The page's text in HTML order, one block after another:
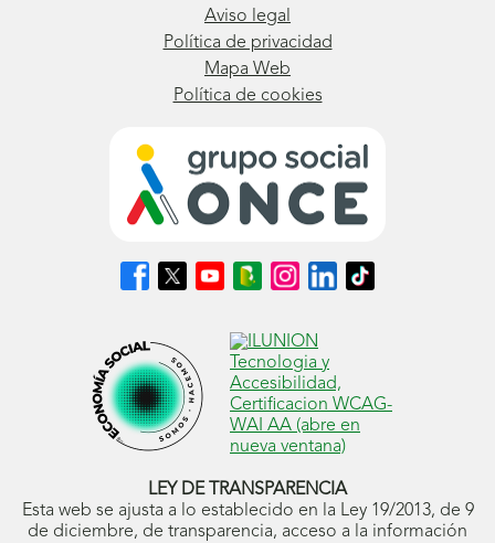
excepcionalidad
Visual:
Especializada
en
Aviso legal
Política de privacidad
Mapa Web
Política de cookies
Síguenos
en
abrirá
en
ventana
nueva)
Síguenos
en
abrirá
en
ventana
nueva)
Síguenos
en
abrirá
en
ventana
nueva)
Síguenos
en
Blog
ONCE
(se
abrirá
en
ventana
nueva)
Síguenos
en
(se
abrirá
en
ventana
nueva)
Síguenos
en
(se
abrirá
en
ventana
nueva)
Síguenos
en
ventana
nueva)
LEY DE TRANSPARENCIA
Esta web se ajusta a lo establecido en la Ley 19/2013, de 9
de diciembre, de transparencia, acceso a la información